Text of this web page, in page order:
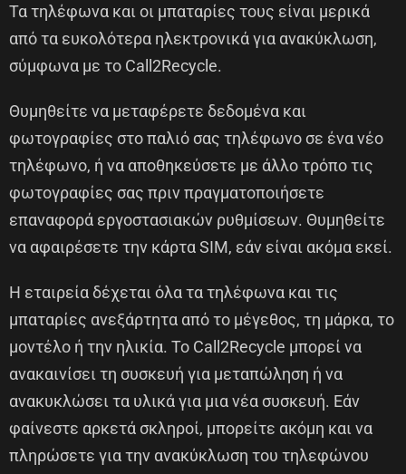
Τα τηλέφωνα και οι μπαταρίες τους είναι μερικά
από τα ευκολότερα ηλεκτρονικά για ανακύκλωση,
σύμφωνα με το Call2Recycle.
Θυμηθείτε να μεταφέρετε δεδομένα και
φωτογραφίες στο παλιό σας τηλέφωνο σε ένα νέο
τηλέφωνο, ή να αποθηκεύσετε με άλλο τρόπο τις
φωτογραφίες σας πριν πραγματοποιήσετε
επαναφορά εργοστασιακών ρυθμίσεων. Θυμηθείτε
να αφαιρέσετε την κάρτα SIM, εάν είναι ακόμα εκεί.
Η εταιρεία δέχεται όλα τα τηλέφωνα και τις
μπαταρίες ανεξάρτητα από το μέγεθος, τη μάρκα, το
μοντέλο ή την ηλικία. Το Call2Recycle μπορεί να
ανακαινίσει τη συσκευή για μεταπώληση ή να
ανακυκλώσει τα υλικά για μια νέα συσκευή. Εάν
φαίνεστε αρκετά σκληροί, μπορείτε ακόμη και να
πληρώσετε για την ανακύκλωση του τηλεφώνου